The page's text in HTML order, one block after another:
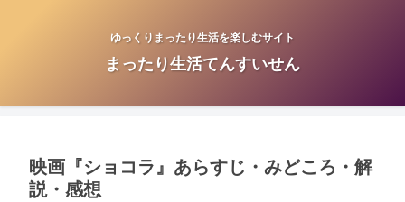
ゆっくりまったり生活を楽しむサイト
まったり生活てんすいせん
映画『ショコラ』あらすじ・みどころ・解
説・感想